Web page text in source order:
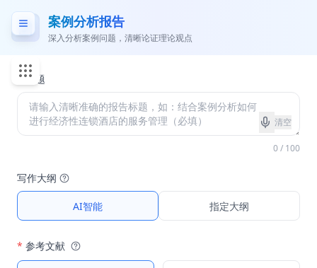
案例分析报告
深入分析案例问题，清晰论证理论观点
* 标题
清空
0 / 100
写作大纲
AI智能 指定大纲
* 参考文献